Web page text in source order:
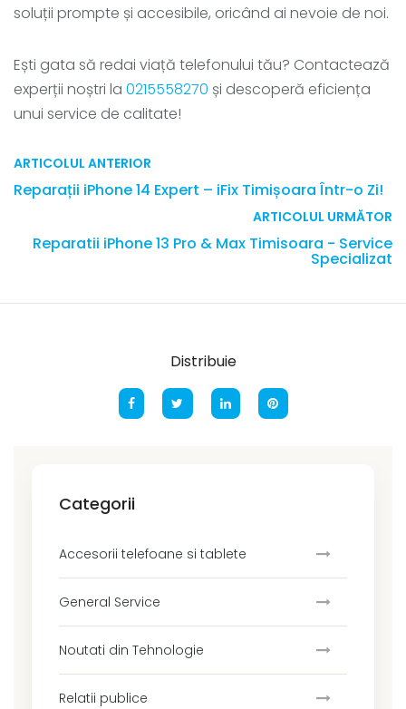
soluții prompte și accesibile, oricând ai nevoie de noi.
Ești gata să redai viață telefonului tău? Contactează
experții noștri la 0215558270 și descoperă eficiența
unui service de calitate!
ARTICOLUL ANTERIOR
Reparații iPhone 14 Expert – iFix Timișoara Într-o Zi!
ARTICOLUL URMĂTOR
Reparatii iPhone 13 Pro & Max Timisoara - Service
Specializat
Distribuie
Categorii
Accesorii telefoane si tablete
General Service
Noutati din Tehnologie
Relatii publice